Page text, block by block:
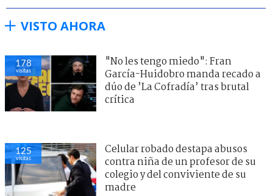
VISTO AHORA
178
visitas
"No les tengo miedo": Fran
García-Huidobro manda recado a
dúo de ’La Cofradía’ tras brutal
crítica
125
visitas
Celular robado destapa abusos
contra niña de un profesor de su
colegio y del conviviente de su
madre